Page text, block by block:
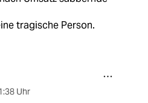
tragische Person.
Uhr